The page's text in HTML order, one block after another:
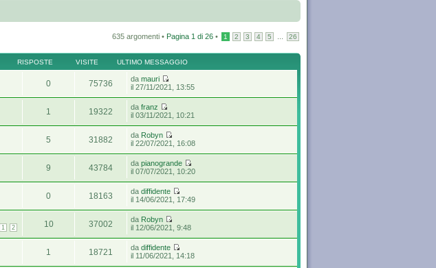
635 argomenti • Pagina 1 di 26 • 1 2 3 4 5 26
RISPOSTE VISITE ULTIMO MESSAGGIO
0 75736 damauri
il 27/11/2021, 13:55
1 19322 dafranz
il 03/11/2021, 10:21
5 31882 da Robyn
il 22/07/2021, 16:08
9 43784 dapianogrande
il 07/07/2021, 10:20
0 18163 dadiffidente
il 14/06/2021, 17:49
1 2 10 37002 da Robyn
il 12/06/2021, 9:48
1 18721 dadiffidente
il 11/06/2021, 14:18